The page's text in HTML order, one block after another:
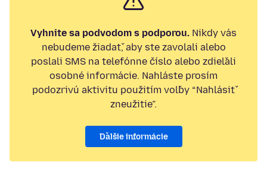
Vyhnite sa podvodom s podporou. Nikdy vás
nebudeme žiadať, aby ste zavolali alebo
poslali SMS na telefónne číslo alebo zdieľali
osobné informácie. Nahláste prosím
podozrivú aktivitu použitím voľby “Nahlásiť
zneužitie”.
Ďalšie informácie